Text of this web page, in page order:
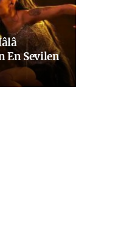
En Sevilen